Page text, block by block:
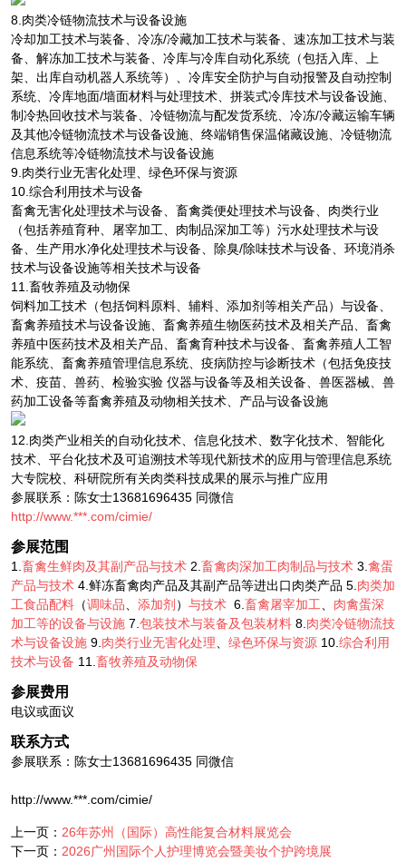
8.肉类冷链物流技术与设备设施
冷却加工技术与装备、冷冻/冷藏加工技术与装备、速冻加工技术与装
备、解冻加工技术与装备、冷库与冷库自动化系统（包括入库、上
架、出库自动机器人系统等）、冷库安全防护与自动报警及自动控制
系统、冷库地面/墙面材料与处理技术、拼装式冷库技术与设备设施、
制冷热回收技术与装备、冷链物流与配发货系统、冷冻/冷藏运输车辆
及其他冷链物流技术与设备设施、终端销售保温储藏设施、冷链物流
信息系统等冷链物流技术与设备设施
9.肉类行业无害化处理、绿色环保与资源
10.综合利用技术与设备
畜禽无害化处理技术与设备、畜禽粪便处理技术与设备、肉类行业
（包括养殖育种、屠宰加工、肉制品深加工等）污水处理技术与设
备、生产用水净化处理技术与设备、除臭/除味技术与设备、环境消杀
技术与设备设施等相关技术与设备
11.畜牧养殖及动物保
饲料加工技术（包括饲料原料、辅料、添加剂等相关产品）与设备、
畜禽养殖技术与设备设施、畜禽养殖生物医药技术及相关产品、畜禽
养殖中医药技术及相关产品、畜禽育种技术与设备、畜禽养殖人工智
能系统、畜禽养殖管理信息系统、疫病防控与诊断技术（包括免疫技
术、疫苗、兽药、检验实验 仪器与设备等及相关设备、兽医器械、兽
药加工设备等畜禽养殖及动物相关技术、产品与设备设施
12.肉类产业相关的自动化技术、信息化技术、数字化技术、智能化
技术、平台化技术及可追溯技术等现代新技术的应用与管理信息系统
大专院校、科研院所有关肉类科技成果的展示与推广应用
参展联系：陈女士13681696435 同微信
http://www.***.com/cimie/
参展范围
1. 畜禽生鲜肉及其副产品与技术 2. 畜禽肉深加工肉制品与技术 3. 禽蛋
产品与技术 4.鲜冻畜禽肉产品及其副产品等进出口肉类产品 5. 肉类加
工食品配料 （调味品 添加剂 ） 与技术 6. 畜禽屠宰加工
肉禽蛋深
加工等的设备与设施 7. 包装技术与装备及包装材料 8. 肉类冷链物流技
术与设备设施 9. 肉类行业无害化处理 绿色环保与资源 10. 综合利用
技术与设备 11. 畜牧养殖及动物保
参展费用
电议或面议
联系方式
参展联系：陈女士13681696435 同微信
http://www.***.com/cimie/
上一页： 26年苏州（国际）高性能复合材料展览会
下一页： 2026广州国际个人护理博览会暨美妆个护跨境展